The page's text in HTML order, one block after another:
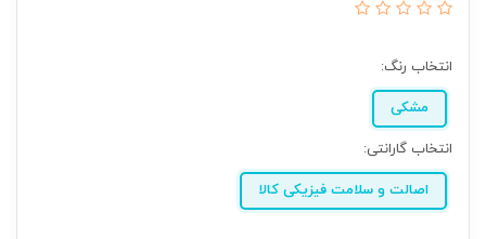
انتخاب رنگ:
مشکی
انتخاب گارانتی:
اصالت و سلامت فیزیکی کالا